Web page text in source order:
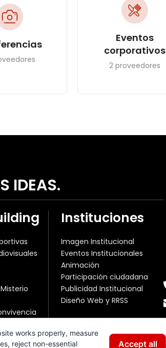
Eventos
corporativos
2 proveedores
IDEAS.
Instituciones
Imagen Institucional
Eventos Institucionales
Animación
Participación ciudadana
Publicidad Institucional
Diseño Web y RRSS
works properly, measure
reject non-essential
Accept all